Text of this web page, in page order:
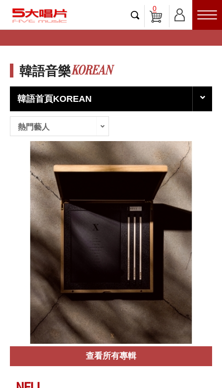
0
韓語音樂KOREAN
韓語首頁KOREAN
熱門藝人
查看所有專輯